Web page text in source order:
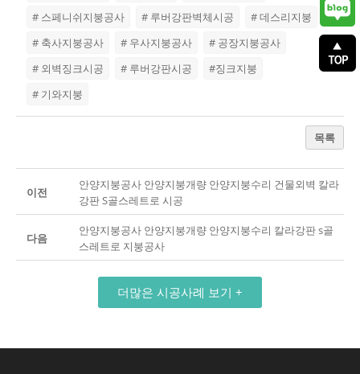
# 스페니쉬지붕공사
# 루버강판벽체시공
# 데스리지붕
# 축사지붕공사
# 우사지붕공사
# 공장지붕공사
# 외벽징크시공
# 루버강판시공
#징크지붕
# 기와지붕
목록
이전
안양지붕공사 안양지붕개량 안양지붕수리 건물외벽 칼라
강판 S골스레트로 시공
다음
안양지붕공사 안양지붕개량 안양지붕수리 칼라강판 s골
스레트로 지붕공사
더많은 시공사례 보기 +